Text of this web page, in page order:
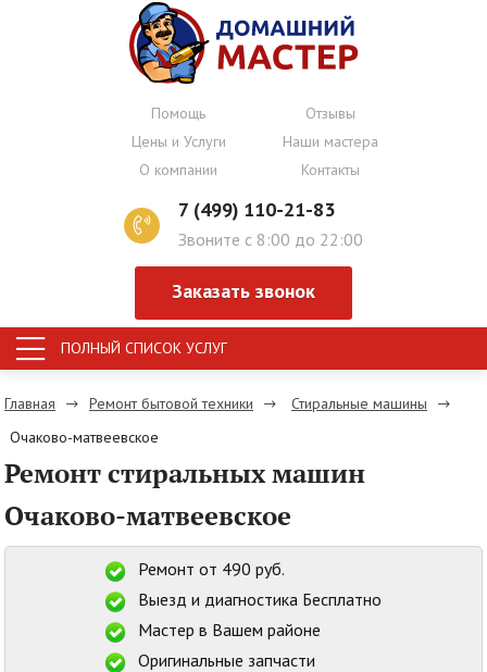
Помощь
Отзывы
Цены и Услуги
Наши мастера
О компании
Контакты
7 (499) 110-21-83
Звоните с 8:00 до 22:00
Заказать звонок
ПОЛНЫЙ СПИСОК УСЛУГ
Главная Ремонт бытовой техники Стиральные машины
Очаково-матвеевское
Ремонт стиральных машин
Очаково-матвеевское
Ремонт от 490 руб.
Выезд и диагностика Бесплатно
Мастер в Вашем районе
Оригинальные запчасти